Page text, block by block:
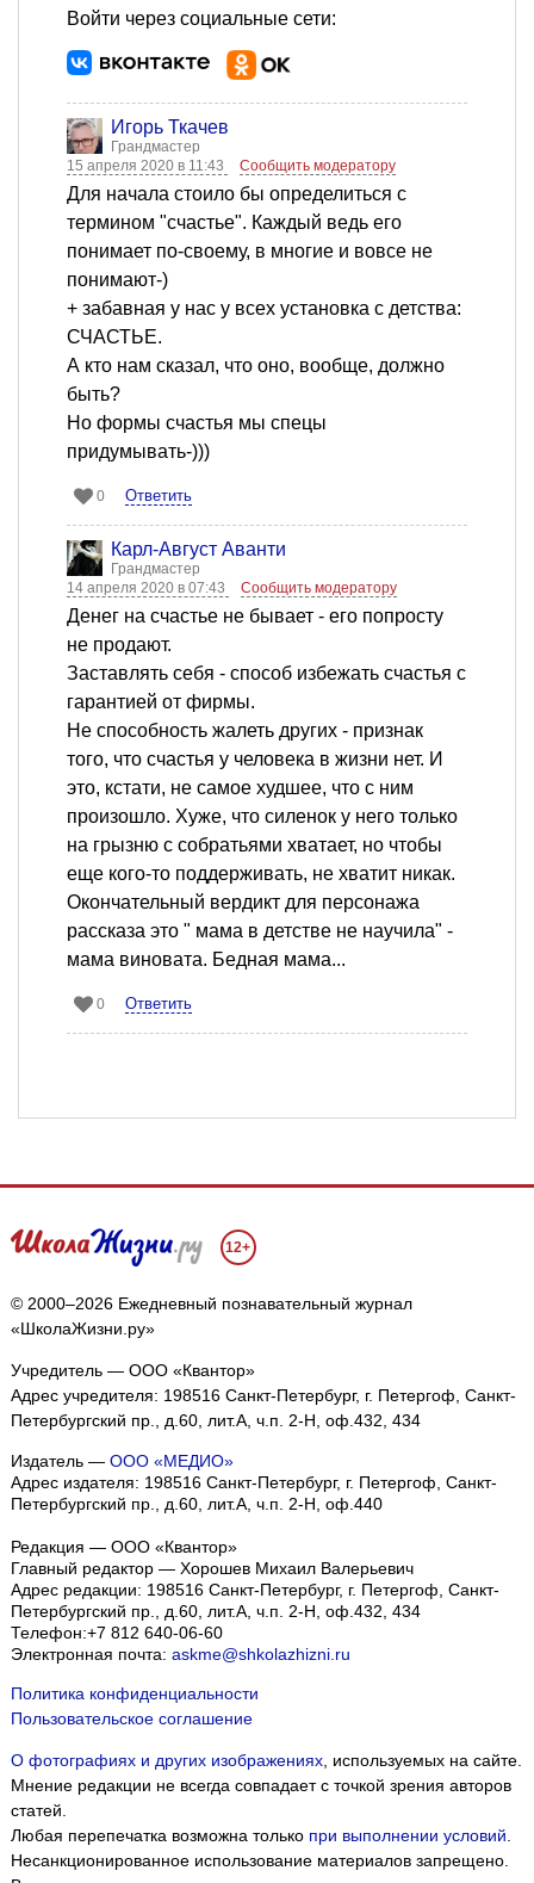
Войти через социальные сети:
Игорь Ткачев
Грандмастер
15 апреля 2020 в 11:43
Сообщить модератору
Для начала стоило бы определиться с
термином "счастье". Каждый ведь его
понимает по-своему, в многие и вовсе не
понимают-)
+ забавная у нас у всех установка с детства:
СЧАСТЬЕ.
А кто нам сказал, что оно, вообще, должно
быть?
Но формы счастья мы спецы
придумывать-)))
0 Ответить
Карл-Август Аванти
Грандмастер
14 апреля 2020 в 07:43
Сообщить модератору
Денег на счастье не бывает - его попросту
не продают.
Заставлять себя - способ избежать счастья с
гарантией от фирмы.
Не способность жалеть других - признак
того, что счастья у человека в жизни нет. И
это, кстати, не самое худшее, что с ним
произошло. Хуже, что силенок у него только
на грызню с собратьями хватает, но чтобы
еще кого-то поддерживать, не хватит никак.
Окончательный вердикт для персонажа
рассказа это " мама в детстве не научила" -
мама виновата. Бедная мама...
0 Ответить
12+
© 2000–2026 Ежедневный познавательный журнал
«ШколаЖизни.ру»
Учредитель — ООО «Квантор»
Адрес учредителя: 198516 Санкт-Петербург, г. Петергоф, Санкт-
Петербургский пр., д.60, лит.А, ч.п. 2-Н, оф.432, 434
Издатель — ООО «МЕДИО»
Адрес издателя: 198516 Санкт-Петербург, г. Петергоф, Санкт-
Петербургский пр., д.60, лит.А, ч.п. 2-Н, оф.440
Редакция — ООО «Квантор»
Главный редактор — Хорошев Михаил Валерьевич
Адрес редакции: 198516 Санкт-Петербург, г. Петергоф Санкт-
Петербургский пр., д.60, лит.А, ч.п. 2-Н, оф.432, 434
Телефон:+7 812 640-06-60
Электронная почта: askme@shkolazhizni.ru
Политика конфиденциальности
Пользовательское соглашение
О фотографиях и других изображениях, используемых на сайте.
Мнение редакции не всегда совпадает с точкой зрения авторов
статей.
Любая перепечатка возможна только при выполнении условий
Несанкционированное использование материалов запрещено.